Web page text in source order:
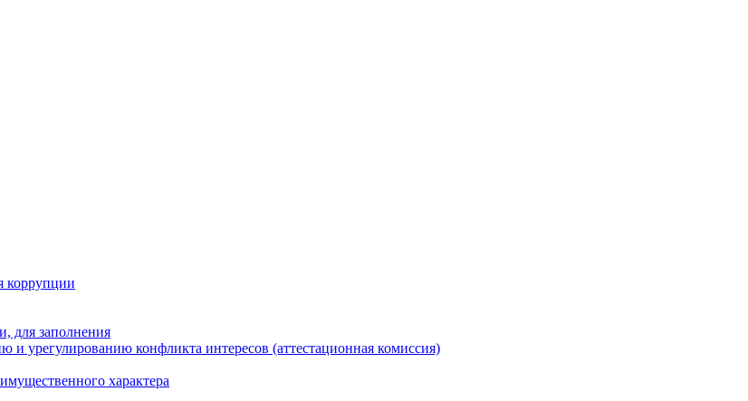
коррупции
для заполнения
урегулированию конфликта интересов (аттестационная комиссия)
характера